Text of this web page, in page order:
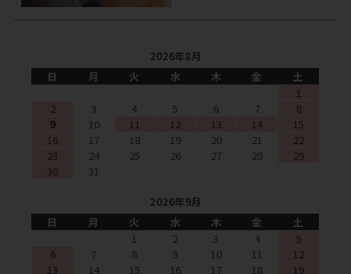
2026年8月
日
月 火 水 木 金
土
1
2
3 4 5 6 7
8
9
10 11 12 13 14
15
16
17 18 19 20 21
22
23
24 25 26 27 28
29
30
31
2026年9月
日
月 火 水 木 金
土
1
2 3 4
5
6
7 8 9 10 11
12
13
14 15 16 17 18
19